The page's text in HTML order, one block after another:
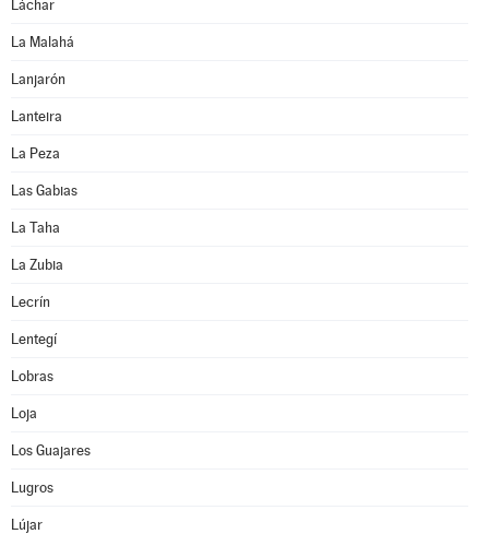
Láchar
La Malahá
Lanjarón
Lanteira
La Peza
Las Gabias
La Taha
La Zubia
Lecrín
Lentegí
Lobras
Loja
Los Guajares
Lugros
Lújar